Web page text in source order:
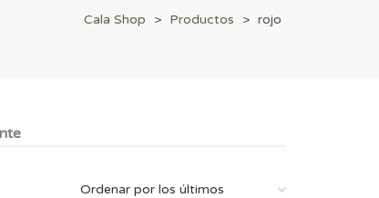
Cala Shop > Productos > rojo